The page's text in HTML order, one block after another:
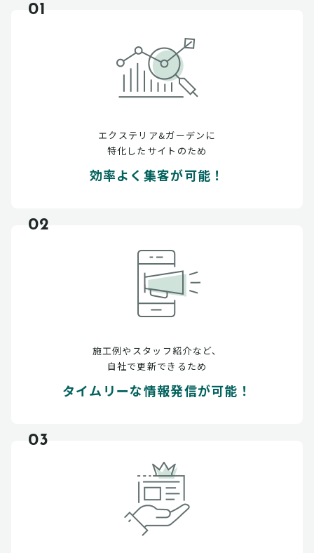
01
エクステリア&ガーデンに
特化したサイトのため
効率よく集客が可能！
02
施工例やスタッフ紹介など、
自社で更新できるため
タイムリーな情報発信が可能！
03